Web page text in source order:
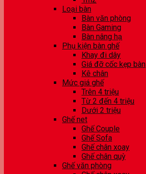
Loại bàn
Bàn văn phòng
Bàn Gaming
Bàn nâng hạ
Phụ kiện bàn ghế
Khay đi dây
Giá đỡ cốc kẹp bàn
Kê chân
Mức giá ghế
Trên 4 triệu
Từ 2 đến 4 triệu
Dưới 2 triệu
Ghế net
Ghế Couple
Ghế Sofa
Ghế chân xoay
Ghế chân quỳ
Ghế văn phòng